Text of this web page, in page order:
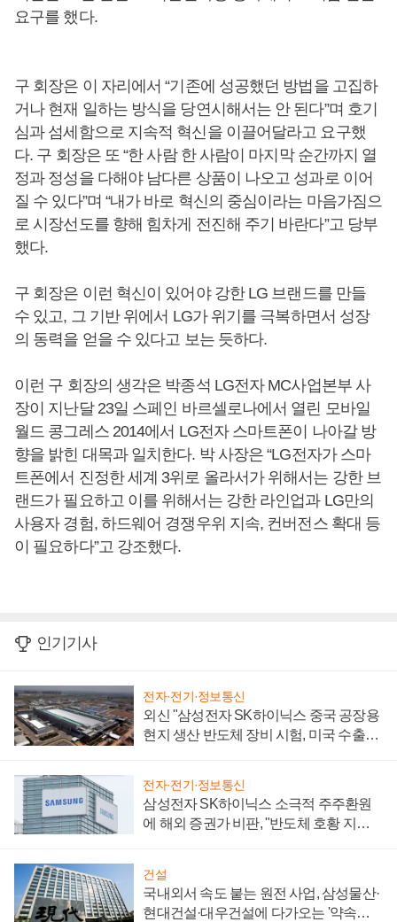
요구를 했다.
구 회장은 이 자리에서 “기존에 성공했던 방법을 고집하
거나 현재 일하는 방식을 당연시해서는 안 된다”며 호기
심과 섬세함으로 지속적 혁신을 이끌어달라고 요구했
다. 구 회장은 또 “한 사람 한 사람이 마지막 순간까지 열
정과 정성을 다해야 남다른 상품이 나오고 성과로 이어
질 수 있다”며 “내가 바로 혁신의 중심이라는 마음가짐으
로 시장선도를 향해 힘차게 전진해 주기 바란다”고 당부
했다.
구 회장은 이런 혁신이 있어야 강한 LG 브랜드를 만들
수 있고, 그 기반 위에서 LG가 위기를 극복하면서 성장
의 동력을 얻을 수 있다고 보는 듯하다.
이런 구 회장의 생각은 박종석 LG전자 MC사업본부 사
장이 지난달 23일 스페인 바르셀로나에서 열린 모바일
월드 콩그레스 2014에서 LG전자 스마트폰이 나아갈 방
향을 밝힌 대목과 일치한다. 박 사장은 “LG전자가 스마
트폰에서 진정한 세계 3위로 올라서가 위해서는 강한 브
랜드가 필요하고 이를 위해서는 강한 라인업과 LG만의
사용자 경험, 하드웨어 경쟁우위 지속, 컨버전스 확대 등
이 필요하다”고 강조했다.
인기기사
전자·전기·정보통신
외신 "삼성전자 SK하이닉스 중국 공장용
현지 생산 반도체 장비 시험, 미국 수출통
전자·전기·정보통신
삼성전자 SK하이닉스 소극적 주주환원
에 해외 증권가 비판, "반도체 호황 지속
건설
국내외서 속도 붙는 원전 사업, 삼성물산·
현대건설·대우건설에 다가오는 '약속의